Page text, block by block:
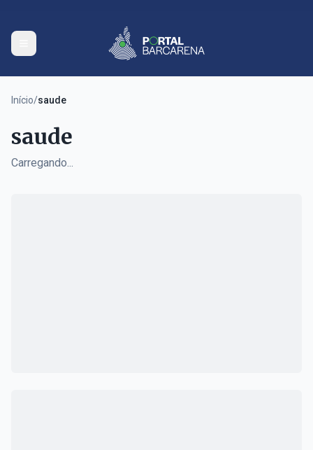
Início/saude
saude
Carregando...